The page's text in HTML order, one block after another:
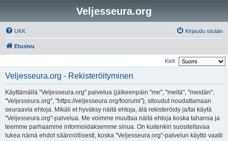
Veljesseura.org
UKK Kirjaudu sisään
Etusivu
Kieli:
Veljesseura.org - Rekisteröityminen
Käyttämällä "Veljesseura.org" palvelua (jälkeenpäin "me", "meitä", "meidän",
"Veljesseura.org", "https://veljesseura.org/foorumi"), sitoudut noudattamaan
seuraavia ehtoja. Mikäli et hyväksy näitä ehtoja, älä rekisteröidy ja/tai käytä
"Veljesseura.org"-palvelua. Me voimme muuttaa näitä ehtoja koska tahansa ja
teemme parhaamme informoidaksemme sinua. On kuitenkin suositeltavaa
lukea nämä ehdot säännöllisesti, koska "Veljesseura.org"-palvelun käyttö vaatii